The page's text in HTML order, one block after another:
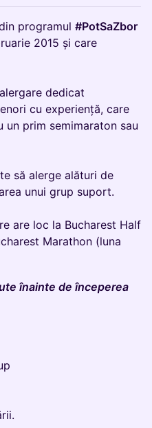
programul #PotSaZbor
2015 și care
dedicat
cu experiență, care
un prim semimaraton sau
să alerge alături de
unui grup suport.
are loc la Bucharest Half
Marathon (luna
înainte de începerea